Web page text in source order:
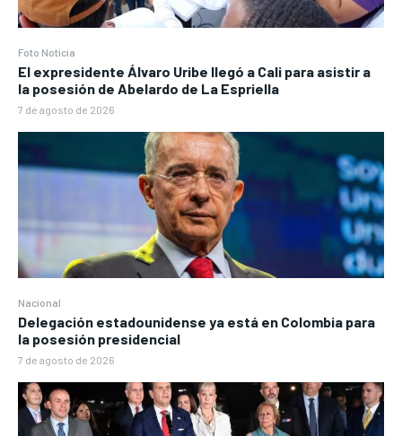
Foto Noticia
El expresidente Álvaro Uribe llegó a Cali para asistir a
la posesión de Abelardo de La Espriella
7 de agosto de 2026
Nacional
Delegación estadounidense ya está en Colombia para
la posesión presidencial
7 de agosto de 2026